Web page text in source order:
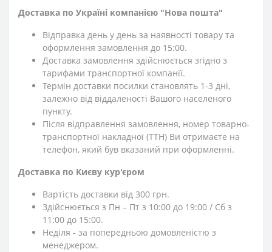
Доставка по Україні компанією "Нова пошта"
Відправка день у день за наявності товару та
оформлення замовлення до 15:00.
Доставка замовлення здійснюється згідно з
тарифами транспортної компанії.
Термін доставки посилки становлять 1-3 дні,
залежно від віддаленості Вашого населеного
пункту.
Після відправлення замовлення, номер товарно-
транспортної накладної (ТТН) Ви отримаєте на
телефон, який був вказаний при оформленні.
Доставка по Києву кур'єром
Вартість доставки від 300 грн.
Здійснюється з Пн – Пт з 10:00 до 19:00 / Сб з
11:00 до 15:00.
Неділя - за попередньою домовленістю з
менеджером.